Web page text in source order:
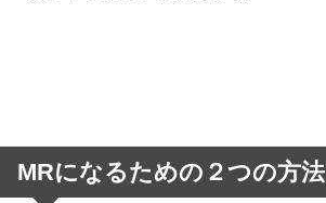
MRになるための２つの方法